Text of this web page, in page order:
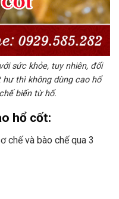
sức khỏe, tuy nhiên, đối
hư thì không dùng cao hổ
biến từ hổ.
hổ cốt:
chế và bào chế qua 3